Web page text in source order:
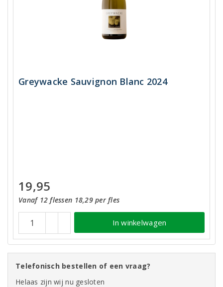
Greywacke Sauvignon Blanc 2024
19,95
Vanaf 12 flessen 18,29 per fles
In winkelwagen
Telefonisch bestellen of een vraag?
Helaas zijn wij nu gesloten